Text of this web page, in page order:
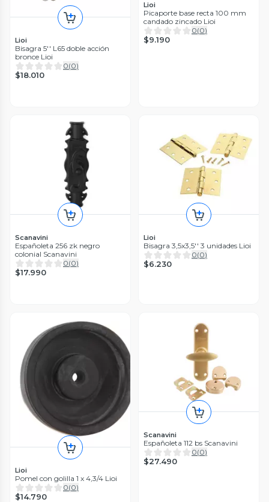
Lioi
Bisagra 5'' L65 doble acción
bronce Lioi
0(0)
$18.010
Lioi
Picaporte base recta 100 mm
candado zincado Lioi
0(0)
$9.190
Scanavini
Españoleta 256 zk negro
colonial Scanavini
0(0)
$17.990
Lioi
Bisagra 3,5x3,5'' 3 unidades Lioi
0(0)
$6.230
Lioi
Pomel con golilla 1 x 4,3/4 Lioi
0(0)
$14.790
Scanavini
Españoleta 112 bs Scanavini
0(0)
$27.490